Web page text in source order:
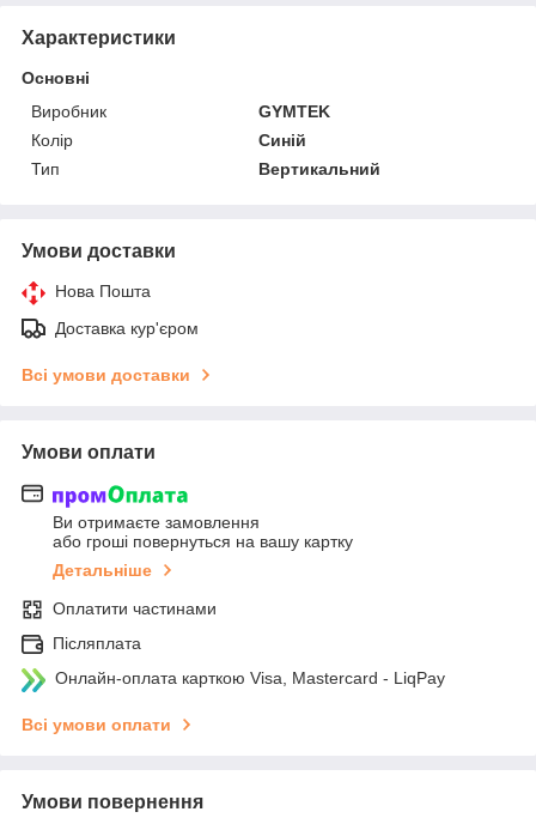
Характеристики
Основні
Виробник
GYMTEK
Колір
Синій
Тип
Вертикальний
Умови доставки
Нова Пошта
Доставка кур'єром
Всі умови доставки
Умови оплати
Ви отримаєте замовлення
або гроші повернуться на вашу картку
Детальніше
Оплатити частинами
Післяплата
Онлайн-оплата карткою Visa, Mastercard - LiqPay
Всі умови оплати
Умови повернення